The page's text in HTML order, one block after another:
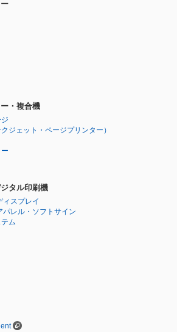
・複合機
クジェット・ページプリンター）
タル印刷機
ィスプレイ
パレル・ソフトサイン
ム